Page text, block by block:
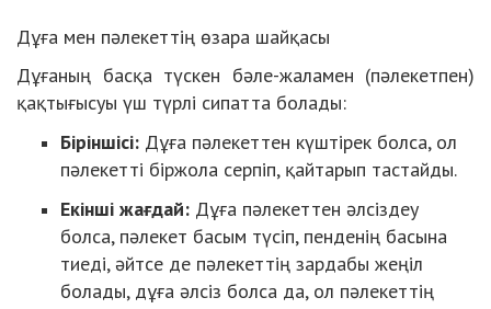
Дұға мен пәлекеттің өзара шайқасы
Дұғаның басқа түскен бәле-жаламен (пәлекетпен)
қақтығысуы үш түрлі сипатта болады:
Біріншісі: Дұға пәлекеттен күштірек болса, ол
пәлекетті біржола серпіп, қайтарып тастайды.
Екінші жағдай: Дұға пәлекеттен әлсіздеу
болса, пәлекет басым түсіп, пенденің басына
тиеді, әйтсе де пәлекеттің зардабы жеңіл
болады, дұға әлсіз болса да, ол пәлекеттің